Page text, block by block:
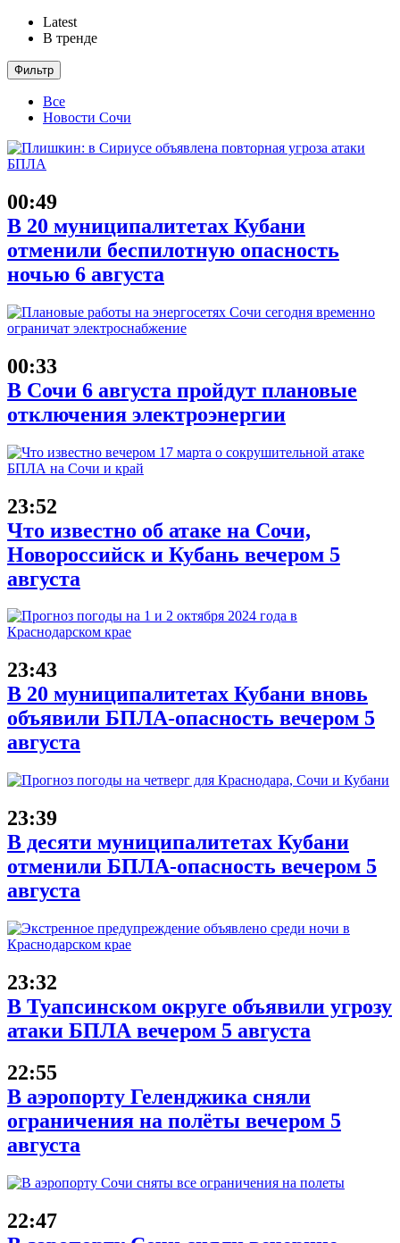
Latest
В тренде
Фильтр
Все
Новости Сочи
00:49
В 20 муниципалитетах Кубани
отменили беспилотную опасность
ночью 6 августа
00:33
В Сочи 6 августа пройдут плановые
отключения электроэнергии
23:52
Что известно об атаке на Сочи,
Новороссийск и Кубань вечером 5
августа
23:43
В 20 муниципалитетах Кубани вновь
объявили БПЛА-опасность вечером 5
августа
23:39
В десяти муниципалитетах Кубани
отменили БПЛА-опасность вечером 5
августа
23:32
В Туапсинском округе объявили угрозу
атаки БПЛА вечером 5 августа
22:55
В аэропорту Геленджика сняли
ограничения на полёты вечером 5
августа
22:47